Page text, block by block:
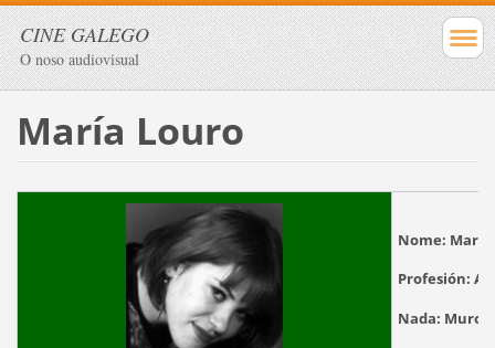
CINE GALEGO
O noso audiovisual
María Louro
Nome: María
Profesión:
Nada: